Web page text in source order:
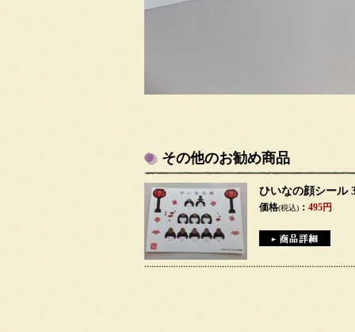
その他のお勧め商品
ひいなの顔シール
価格(税込) ： 495円